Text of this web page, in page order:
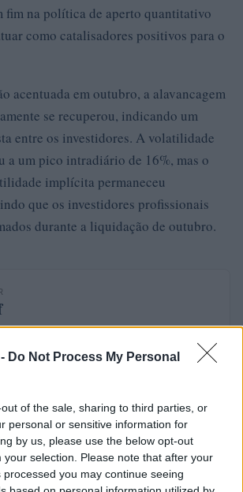
Do Not Process My Personal
of the sale, sharing to third parties, or
personal or sensitive information for
by us, please use the below opt-out
your selection. Please note that after your
you may continue seeing
fim na política de aperto quantitativo
como catalisadores positivos para o
acentuada em outubro, a alavancagem
se recuperou, indicando um
entre os investidores. A volatilidade
a um pico intradiário de 16%, mas o
implícita permaneceu
que os investidores profissionais
durante a liquidação de outubro.